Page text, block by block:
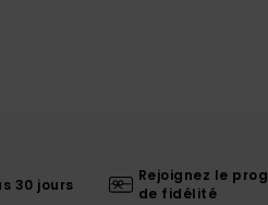
30 jours
Rejoignez le
de fidélité